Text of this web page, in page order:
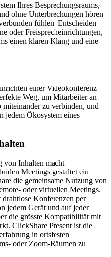
Ihres Besprechungsraums,
ohne Unterbrechungen hören
fühlen. Entscheiden
oder Freisprecheinrichtungen,
einen klaren Klang und eine
einer Videokonferenz
Weg, um Mitarbeiter an
zu verbinden, und
jedem Ökosystem eines
von Inhalten macht
Meetings gestaltet ein
die gemeinsame Nutzung von
oder virtuellen Meetings.
Konferenzen per
jedem Gerät und auf jeder
die grösste Kompatibilität mit
ClickShare Present ist die
in ortsfesten
oder Zoom-Räumen zu